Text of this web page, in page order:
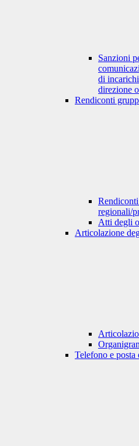
Sanzioni
di
direzione
Rendiconti
regionali/
Atti degli
Articolazione
Telefono e posta